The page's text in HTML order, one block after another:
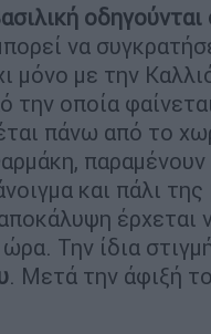
να
μόνο με την
την οποία
πάνω από το
και πάλι
Την ίδια
. Μετά την άφιξή